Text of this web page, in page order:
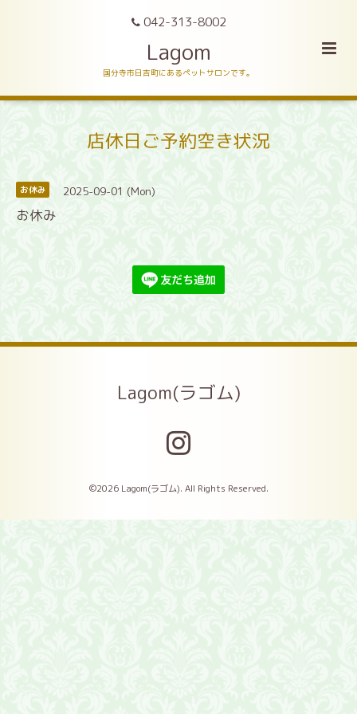
042-313-8002
Lagom
国分寺市日吉町にあるペットサロンです。
店休日ご予約空き状況
お休み 2025-09-01 (Mon)
お休み
Lagom(ラゴム)
©2026 Lagom(ラゴム). All Rights Reserved.